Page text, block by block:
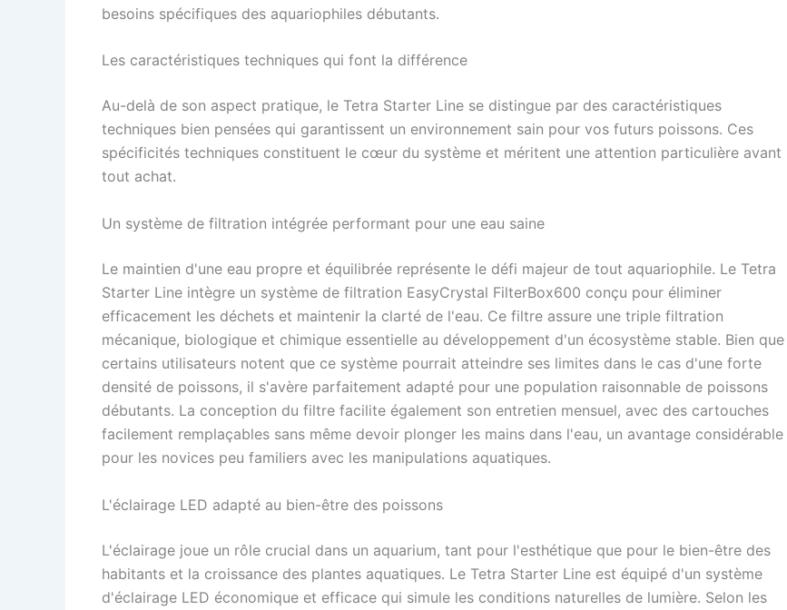
besoins spécifiques des aquariophiles débutants.
Les caractéristiques techniques qui font la différence
Au-delà de son aspect pratique, le Tetra Starter Line se distingue par des caractéristiques
techniques bien pensées qui garantissent un environnement sain pour vos futurs poissons. Ces
spécificités techniques constituent le cœur du système et méritent une attention particulière avant
tout achat.
Un système de filtration intégrée performant pour une eau saine
Le maintien d'une eau propre et équilibrée représente le défi majeur de tout aquariophile. Le Tetra
Starter Line intègre un système de filtration EasyCrystal FilterBox600 conçu pour éliminer
efficacement les déchets et maintenir la clarté de l'eau. Ce filtre assure une triple filtration
mécanique, biologique et chimique essentielle au développement d'un écosystème stable. Bien que
certains utilisateurs notent que ce système pourrait atteindre ses limites dans le cas d'une forte
densité de poissons, il s'avère parfaitement adapté pour une population raisonnable de poissons
débutants. La conception du filtre facilite également son entretien mensuel, avec des cartouches
facilement remplaçables sans même devoir plonger les mains dans l'eau, un avantage considérable
pour les novices peu familiers avec les manipulations aquatiques.
L'éclairage LED adapté au bien-être des poissons
L'éclairage joue un rôle crucial dans un aquarium, tant pour l'esthétique que pour le bien-être des
habitants et la croissance des plantes aquatiques. Le Tetra Starter Line est équipé d'un système
d'éclairage LED économique et efficace qui simule les conditions naturelles de lumière. Selon les